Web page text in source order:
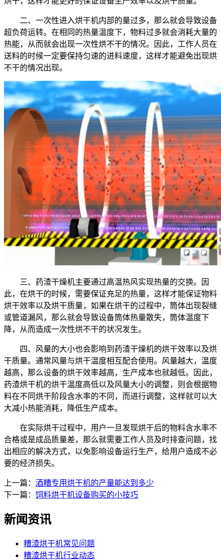
二、一次性进入烘干机内部的量过多，那么就会导致设备
超负荷运转。在相同的热量温度下，物料过多就会消耗大量的
热能，从而就会出现一次性烘不干的情况。因此，工作人员在
送料的时候一定要保持匀速的进料速度，这样才能避免出现烘
不干的情况出现。
三、药渣干燥机主要通过高温热风实现热量的交换。因
此，在烘干的时候，需要保证充足的热量，这样才能保证物料
烘干效率以及烘干质量，如果在烘干的过程中，筒体出现裂缝
或管道漏风，那么就会导致设备筒体热量散失，筒体温度下
降，从而造成一次性烘不干的状况发生。
四、风量的大小也会影响到药渣干燥机的烘干效率以及烘
干质量。通常风量与烘干温度相互配合使用。风量越大，温度
越高，那么设备的烘干效率越高，生产成本也就越低。因此，
药渣烘干机的烘干温度高低以及风量大小的调整，则会根据物
料在不同烘干阶段含水率的不同，而进行调整，这样就可以大
大减小热能消耗，降低生产成本。
在实际烘干过程中，用户一旦发现烘干后的物料含水率不
合格或是成品质量差，那么就需要工作人员及时排查问题，找
出相应的解决方式，以免影响设备运行生产，给用户造成不必
要的经济损失。
上一篇： 酒糟专用烘干机的产量能达到多少
下一篇： 饲料烘干机设备购买的小技巧
新闻资讯
糟渣烘干机常见问题
糟渣烘干机行业动态